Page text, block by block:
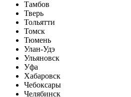
Тамбов
Тверь
Тольятти
Томск
Тюмень
Улан-Удэ
Ульяновск
Уфа
Хабаровск
Чебоксары
Челябинск